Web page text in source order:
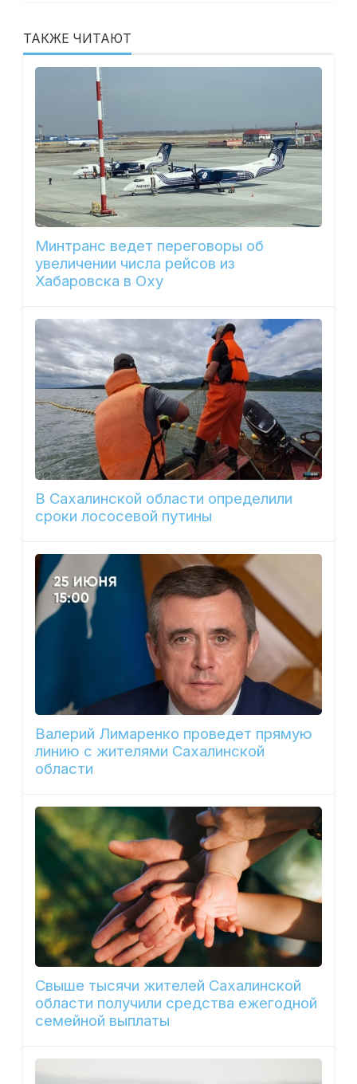
ТАКЖЕ ЧИТАЮТ
Минтранс ведет переговоры об
увеличении числа рейсов из
Хабаровска в Оху
В Сахалинской области определили
сроки лососевой путины
Валерий Лимаренко проведет прямую
линию с жителями Сахалинской
области
Свыше тысячи жителей Сахалинской
области получили средства ежегодной
семейной выплаты